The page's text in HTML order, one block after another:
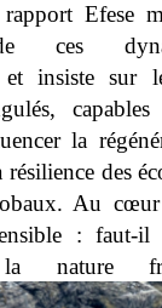
Efese
ces
et insiste sur
la
des
Au
: faut-
la nature